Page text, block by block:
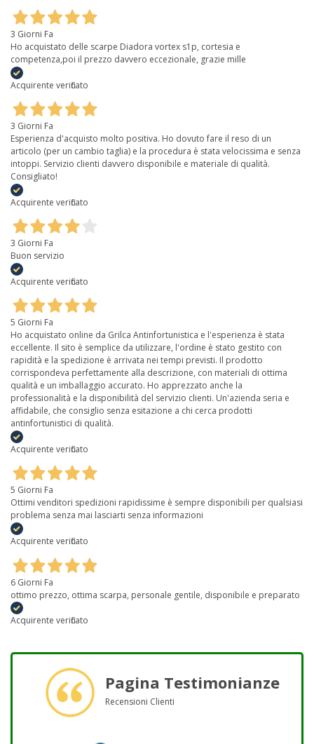
3 Giorni Fa
Ho acquistato delle scarpe Diadora vortex s1p, cortesia e
competenza,poi il prezzo davvero eccezionale, grazie mille
Acquirente verificato
3 Giorni Fa
Esperienza d'acquisto molto positiva. Ho dovuto fare il reso di un
articolo (per un cambio taglia) e la procedura è stata velocissima e senza
intoppi. Servizio clienti davvero disponibile e materiale di qualità.
Consigliato!
Acquirente verificato
3 Giorni Fa
Buon servizio
Acquirente verificato
5 Giorni Fa
Ho acquistato online da Grilca Antinfortunistica e l'esperienza è stata
eccellente. Il sito è semplice da utilizzare, l'ordine è stato gestito con
rapidità e la spedizione è arrivata nei tempi previsti. Il prodotto
corrispondeva perfettamente alla descrizione, con materiali di ottima
qualità e un imballaggio accurato. Ho apprezzato anche la
professionalità e la disponibilità del servizio clienti. Un'azienda seria e
affidabile, che consiglio senza esitazione a chi cerca prodotti
antinfortunistici di qualità.
Acquirente verificato
5 Giorni Fa
Ottimi venditori spedizioni rapidissime è sempre disponibili per qualsiasi
problema senza mai lasciarti senza informazioni
Acquirente verificato
6 Giorni Fa
ottimo prezzo, ottima scarpa, personale gentile, disponibile e preparato
Acquirente verificato
Pagina Testimonianze
Recensioni Clienti